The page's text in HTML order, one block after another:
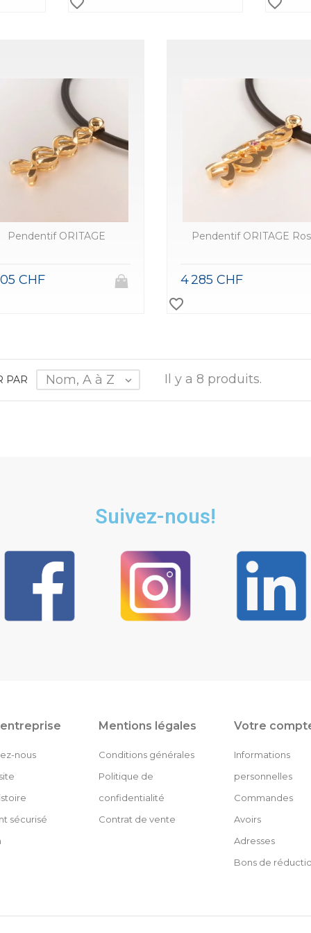
Pendentif ORITAGE
CHF
Pendentif ORITAGE
4 285 CHF
favorite_border
PAR Nom, A à Z  Il y a 8 produits.
Suivez-nous!
nous
sécurisé
Mentions légales
Conditions générales
Politique de
confidentialité
Contrat de vente
Votre
Informations
personnelles
Commandes
Avoirs
Adresses
Bons de